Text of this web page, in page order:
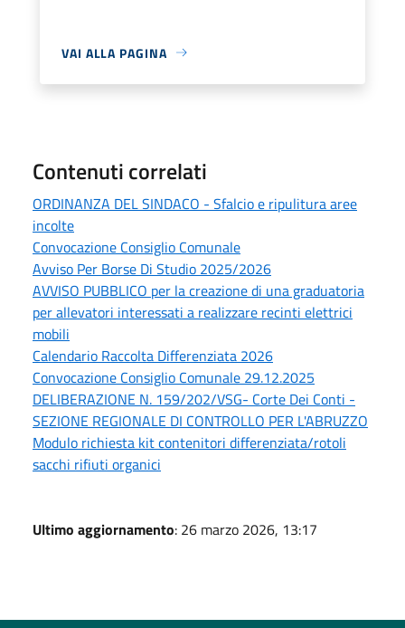
VAI ALLA PAGINA
Contenuti correlati
ORDINANZA DEL SINDACO - Sfalcio e ripulitura aree
incolte
Convocazione Consiglio Comunale
Avviso Per Borse Di Studio 2025/2026
AVVISO PUBBLICO per la creazione di una graduatoria
per allevatori interessati a realizzare recinti elettrici
mobili
Calendario Raccolta Differenziata 2026
Convocazione Consiglio Comunale 29.12.2025
DELIBERAZIONE N. 159/202/VSG- Corte Dei Conti -
SEZIONE REGIONALE DI CONTROLLO PER L'ABRUZZO
Modulo richiesta kit contenitori differenziata/rotoli
sacchi rifiuti organici
Ultimo aggiornamento: 26 marzo 2026, 13:17